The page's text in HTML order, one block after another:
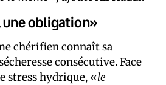
une obligation»
chérifien connaît sa
consécutive. Face
stress hydrique, «le